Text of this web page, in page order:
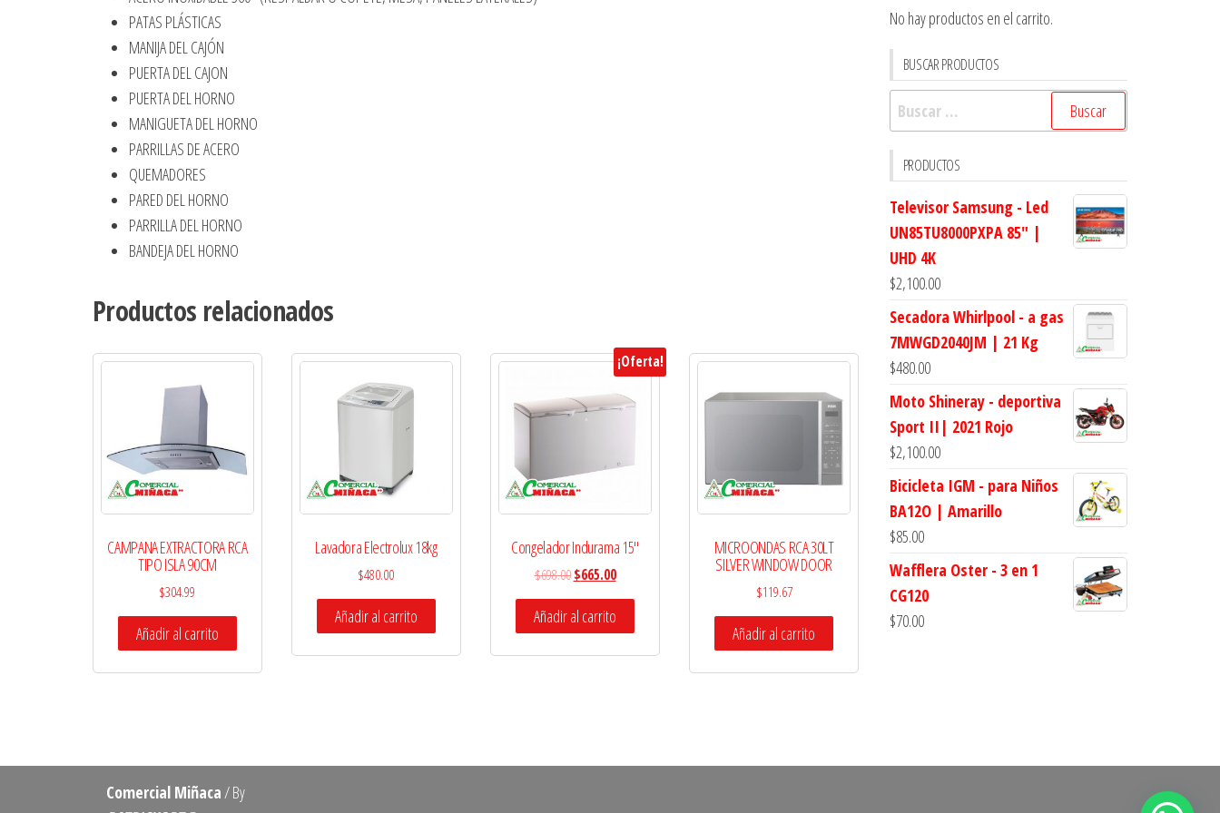
PATAS PLÁSTICAS
MANIJA DEL CAJÓN
PUERTA DEL CAJON
PUERTA DEL HORNO
MANIGUETA DEL HORNO
PARRILLAS DE ACERO
QUEMADORES
PARED DEL HORNO
PARRILLA DEL HORNO
BANDEJA DEL HORNO
Productos relacionados
CAMPANA EXTRACTORA RCA
TIPO ISLA 90CM
$304.99
Añadir al carrito
Lavadora Electrolux 18kg
$480.00
Añadir al carrito
¡Oferta!
Congelador Indurama 15″
$698.00 $665.00
Añadir al carrito
MICROONDAS RCA 30LT
SILVER WINDOW DOOR
$119.67
Añadir al carrito
No hay productos en el carrito.
BUSCAR PRODUCTOS
Buscar:
PRODUCTOS
Televisor Samsung - Led
UN85TU8000PXPA 85" |
UHD 4K
$2,100.00
Secadora Whirlpool - a gas
7MWGD2040JM | 21 Kg
$480.00
Moto Shineray - deportiva
Sport II| 2021 Rojo
$2,100.00
Bicicleta IGM - para Niños
BA12O | Amarillo
$85.00
Wafflera Oster - 3 en 1
CG120
$70.00
Comercial Miñaca / By